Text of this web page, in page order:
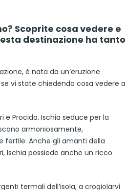
Scoprite cosa vedere e
destinazione ha tanto
è nata da un’eruzione
vi state chiedendo cosa vedere a
e Procida. Ischia seduce per la
armoniosamente,
Anche gli amanti della
Ischia possiede anche un ricco
termali dell’isola, a crogiolarvi